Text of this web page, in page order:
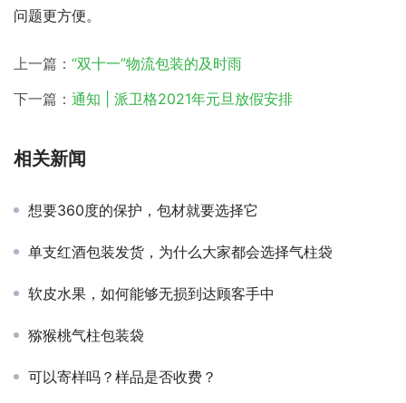
问题更方便。
上一篇： “双十一”物流包装的及时雨
下一篇： 通知 | 派卫格2021年元旦放假安排
相关新闻
想要360度的保护，包材就要选择它
单支红酒包装发货，为什么大家都会选择气柱袋
软皮水果，如何能够无损到达顾客手中
猕猴桃气柱包装袋
可以寄样吗？样品是否收费？